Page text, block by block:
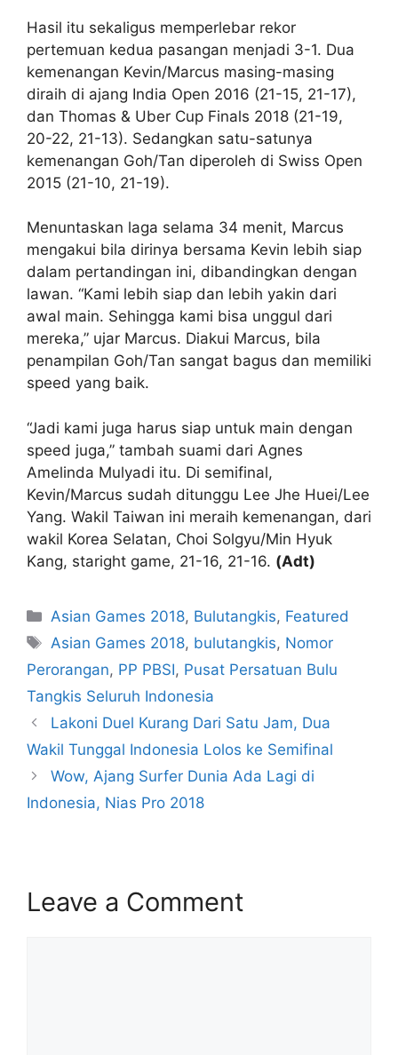
Hasil itu sekaligus memperlebar rekor
pertemuan kedua pasangan menjadi 3-1. Dua
kemenangan Kevin/Marcus masing-masing
diraih di ajang India Open 2016 (21-15, 21-17),
dan Thomas & Uber Cup Finals 2018 (21-19,
20-22, 21-13). Sedangkan satu-satunya
kemenangan Goh/Tan diperoleh di Swiss Open
2015 (21-10, 21-19).
Menuntaskan laga selama 34 menit, Marcus
mengakui bila dirinya bersama Kevin lebih siap
dalam pertandingan ini, dibandingkan dengan
lawan. “Kami lebih siap dan lebih yakin dari
awal main. Sehingga kami bisa unggul dari
mereka,” ujar Marcus. Diakui Marcus, bila
penampilan Goh/Tan sangat bagus dan memiliki
speed yang baik.
“Jadi kami juga harus siap untuk main dengan
speed juga,” tambah suami dari Agnes
Amelinda Mulyadi itu. Di semifinal,
Kevin/Marcus sudah ditunggu Lee Jhe Huei/Lee
Yang. Wakil Taiwan ini meraih kemenangan, dari
wakil Korea Selatan, Choi Solgyu/Min Hyuk
Kang, staright game, 21-16, 21-16. (Adt)
Asian Games 2018, Bulutangkis, Featured
Asian Games 2018, bulutangkis, Nomor
Perorangan, PP PBSI, Pusat Persatuan Bulu
Tangkis Seluruh Indonesia
Lakoni Duel Kurang Dari Satu Jam, Dua
Wakil Tunggal Indonesia Lolos ke Semifinal
Wow, Ajang Surfer Dunia Ada Lagi di
Indonesia, Nias Pro 2018
Leave a Comment